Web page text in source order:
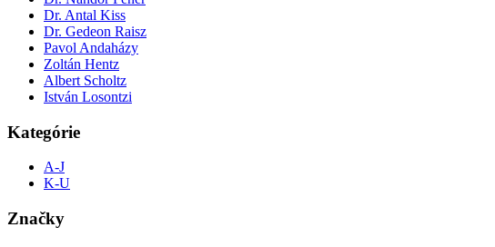
Dr. Antal Kiss
Dr. Gedeon Raisz
Pavol Andaházy
Zoltán Hentz
Albert Scholtz
István Losontzi
Kategórie
A-J
K-U
Značky